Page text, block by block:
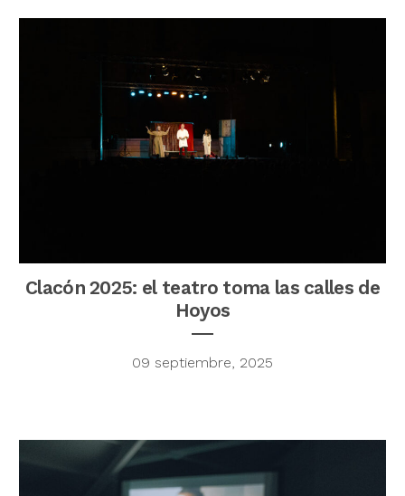
Clacón 2025: el teatro toma las calles de
Hoyos
09 septiembre, 2025